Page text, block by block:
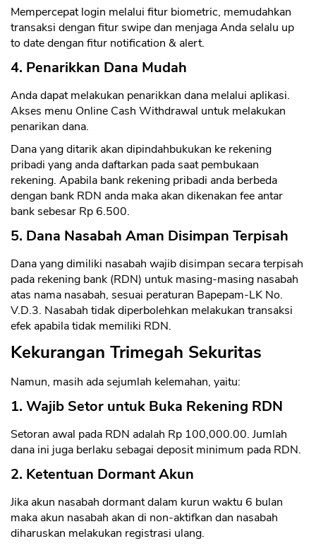
Mempercepat login melalui fitur biometric, memudahkan
transaksi dengan fitur swipe dan menjaga Anda selalu up
to date dengan fitur notification & alert.
4. Penarikkan Dana Mudah
Anda dapat melakukan penarikkan dana melalui aplikasi.
Akses menu Online Cash Withdrawal untuk melakukan
penarikan dana.
Dana yang ditarik akan dipindahbukukan ke rekening
pribadi yang anda daftarkan pada saat pembukaan
rekening. Apabila bank rekening pribadi anda berbeda
dengan bank RDN anda maka akan dikenakan fee antar
bank sebesar Rp 6.500.
5. Dana Nasabah Aman Disimpan Terpisah
Dana yang dimiliki nasabah wajib disimpan secara terpisah
pada rekening bank (RDN) untuk masing-masing nasabah
atas nama nasabah, sesuai peraturan Bapepam-LK No.
V.D.3. Nasabah tidak diperbolehkan melakukan transaksi
efek apabila tidak memiliki RDN.
Kekurangan Trimegah Sekuritas
Namun, masih ada sejumlah kelemahan, yaitu:
1. Wajib Setor untuk Buka Rekening RDN
Setoran awal pada RDN adalah Rp 100,000.00. Jumlah
dana ini juga berlaku sebagai deposit minimum pada RDN.
2. Ketentuan Dormant Akun
Jika akun nasabah dormant dalam kurun waktu 6 bulan
maka akun nasabah akan di non-aktifkan dan nasabah
diharuskan melakukan registrasi ulang.
CANCEL